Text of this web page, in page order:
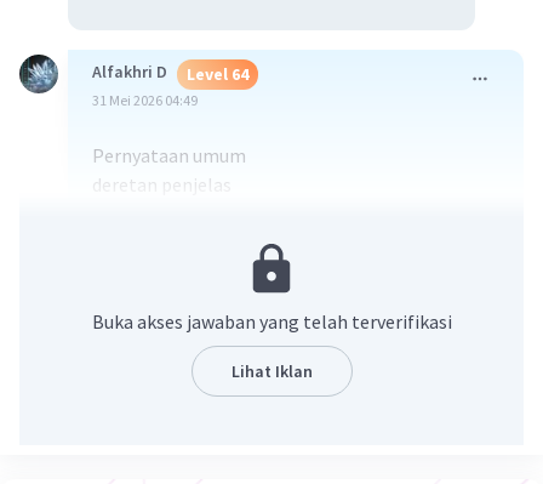
Alfakhri D Level 64
31 Mei 2026 04:49
Pernyataan umum
deretan penjelas
Level 100
31 Mei 2026 00:30
Buka akses jawaban yang telah terverifikasi
Lihat Iklan